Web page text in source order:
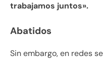
trabajamos juntos».
Abatidos
Sin embargo, en redes